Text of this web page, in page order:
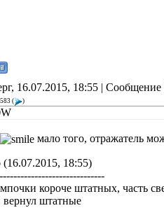
16.07.2015, 18:55 | Сообщение
( )
мало того, отражатель
(16.07.2015, 18:55)
короче штатных, часть
вернул штатные